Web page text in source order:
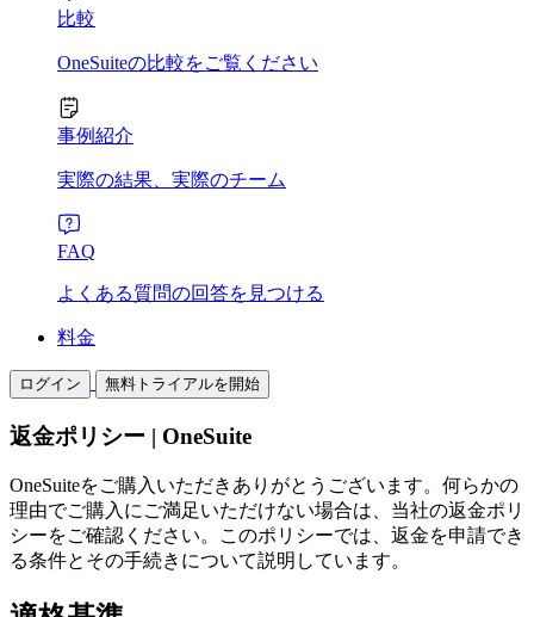
比較
OneSuiteの比較をご覧ください
事例紹介
実際の結果、実際のチーム
FAQ
よくある質問の回答を見つける
料金
ログイン 無料トライアルを開始
返金ポリシー | OneSuite
OneSuiteをご購入いただきありがとうございます。何らかの
理由でご購入にご満足いただけない場合は、当社の返金ポリ
シーをご確認ください。このポリシーでは、返金を申請でき
る条件とその手続きについて説明しています。